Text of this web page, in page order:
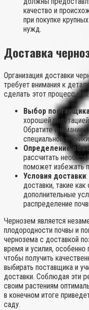
качество и
при покупке
нужд.
Доставка
Организация доставки
требует внимания к
сделать этот процесс
Выбор
хорошей
Обратите внимание
специальной
Определение
рассчитать
поможет избежать
Условия доставки
доставки, такие
дополнительные
распределение
Чернозем является
плодородности почвы и
чернозема с доставкой
время и усилия,
чтобы получить
выбирать поставщика и
доставки. Соблюдая эти
своим растениям
в конечном итоге
саду.